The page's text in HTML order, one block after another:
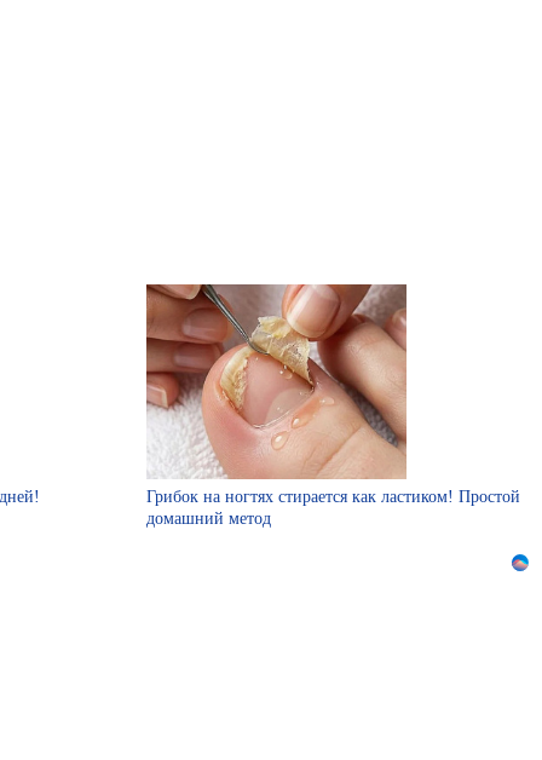
Грибок на ногтях стирается как ластиком! Простой
домашний метод